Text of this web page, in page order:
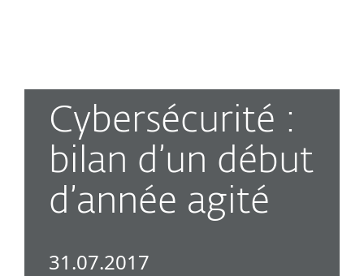
Cybersécurité :
bilan d’un début
d’année agité
31.07.2017